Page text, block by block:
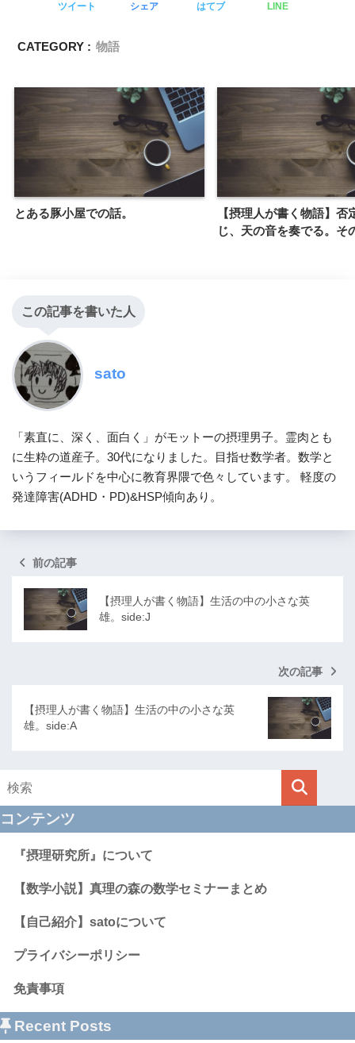
ツイート シェア はてブ LINE
CATEGORY : 物語
とある豚小屋での話。
【摂理人が書く物語】否
じ、天の音を奏でる。そ
この記事を書いた人
sato
「素直に、深く、面白く」がモットーの摂理男子。霊肉とも
に生粋の道産子。30代になりました。目指せ数学者。数学と
いうフィールドを中心に教育界隈で色々しています。 軽度の
発達障害(ADHD・PD)&HSP傾向あり。
前の記事
【摂理人が書く物語】生活の中の小さな英
雄。side:J
次の記事
【摂理人が書く物語】生活の中の小さな英
雄。side:A
コンテンツ
『摂理研究所』について
【数学小説】真理の森の数学セミナーまとめ
【自己紹介】satoについて
プライバシーポリシー
免責事項
Recent Posts